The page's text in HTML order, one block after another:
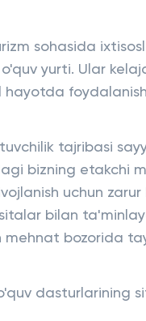
sohasida
yurti. Ular
hayotda
tajribasi
bizning etakchi
uchun
bilan
bozorida
dasturlarining